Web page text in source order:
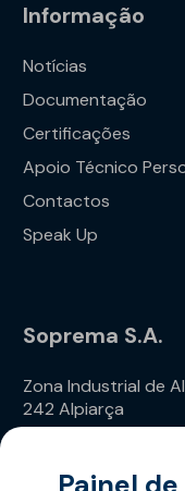
Informação
Notícias
Documentação
Certificações
Apoio Técnico
Contactos
Speak Up
Soprema S.A.
Zona Industrial de
242 Alpiarça